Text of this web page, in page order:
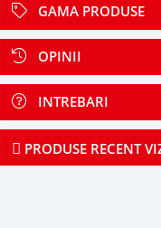
GAMA PRODUSE
OPINII
INTREBARI
PRODUSE RECENT